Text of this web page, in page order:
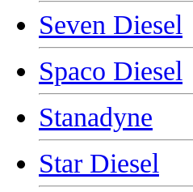
Seven Diesel
Spaco Diesel
Stanadyne
Star Diesel